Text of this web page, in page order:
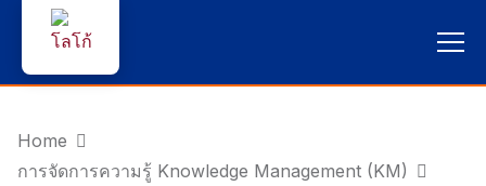
ผู้สนใจสมัครเรียน
Home
การจัดการความรู้ Knowledge Management (KM)